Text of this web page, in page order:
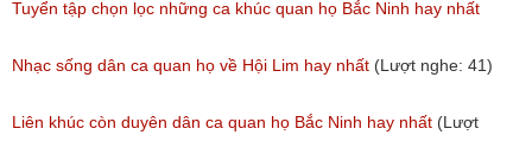
2018
(Lượt nghe: 31)
Tuyển tập chọn lọc những ca khúc quan họ Bắc Ninh hay nhất
(Lượt nghe: 215)
Nhạc sống dân ca quan họ về Hội Lim hay nhất (Lượt nghe: 41)
Liên khúc còn duyên dân ca quan họ Bắc Ninh hay nhất (Lượt